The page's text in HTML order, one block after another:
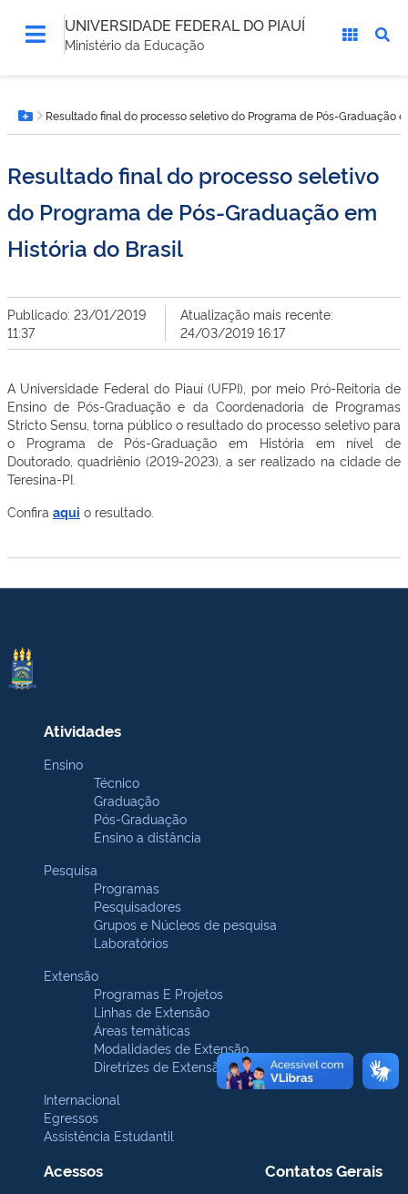
UNIVERSIDADE FEDERAL DO PIAUÍ
Ministério da Educação
está
aqui:Botão Menu
Resultado final do processo seletivo do Programa de Pós-Graduação
Resultado final do processo seletivo
do Programa de Pós-Graduação em
História do Brasil
Publicado: 23/01/2019
11:37
Atualização mais recente:
24/03/2019 16:17
A Universidade Federal do Piauí (UFPI), por meio Pró-Reitoria de
Ensino de Pós-Graduação e da Coordenadoria de Programas
Stricto Sensu, torna público o resultado do processo seletivo para
o Programa de Pós-Graduação em História em nível de
Doutorado, quadriênio (2019-2023), a ser realizado na cidade de
Teresina-PI.
Confira aqui o resultado.
Atividades
Ensino
Técnico
Graduação
Pós-Graduação
Ensino a distância
Pesquisa
Programas
Pesquisadores
Grupos e Núcleos de pesquisa
Laboratórios
Extensão
Programas E Projetos
Linhas de Extensão
Áreas temáticas
Modalidades de Extensão
Diretrizes de Extensão
Internacional
Egressos
Assistência Estudantil
Acessos Contatos Gerais